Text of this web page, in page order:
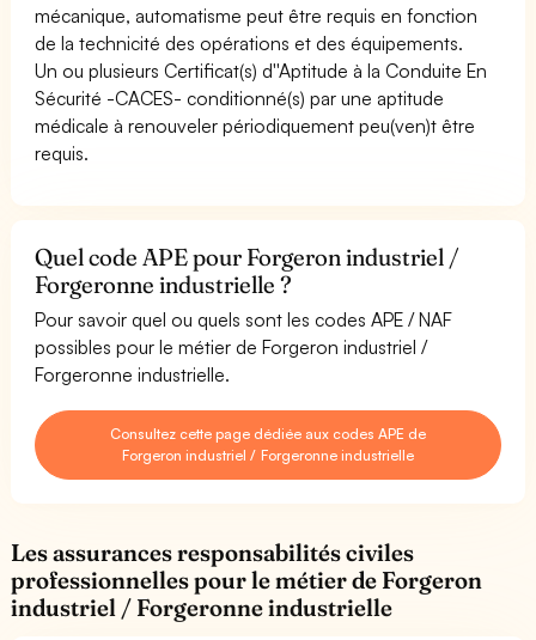
mécanique, automatisme peut être requis en fonction
de la technicité des opérations et des équipements.
Un ou plusieurs Certificat(s) d''Aptitude à la Conduite En
Sécurité -CACES- conditionné(s) par une aptitude
médicale à renouveler périodiquement peu(ven)t être
requis.
Quel code APE pour Forgeron industriel /
Forgeronne industrielle ?
Pour savoir quel ou quels sont les codes APE / NAF
possibles pour le métier de Forgeron industriel /
Forgeronne industrielle.
Consultez cette page dédiée aux codes APE de
Forgeron industriel / Forgeronne industrielle
Les assurances responsabilités civiles
professionnelles pour le métier de Forgeron
industriel / Forgeronne industrielle